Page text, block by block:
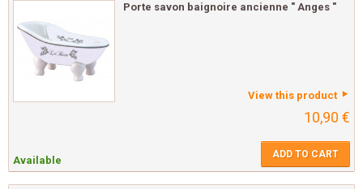
Porte savon baignoire ancienne " Anges "
View this product
10,90 €
Available ADD TO CART